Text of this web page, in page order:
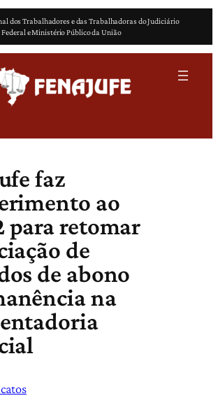
dos Trabalhadores e das Trabalhadoras do Judiciário
Federal e Ministério Público da União
faz
ao
para retomar
de
de abono
na